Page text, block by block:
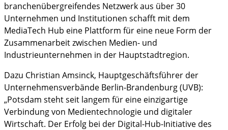
branchenübergreifendes Netzwerk aus über 30
Unternehmen und Institutionen schafft mit dem
MediaTech Hub eine Plattform für eine neue Form der
Zusammenarbeit zwischen Medien- und
Industrieunternehmen in der Hauptstadtregion.
Dazu Christian Amsinck, Hauptgeschäftsführer der
Unternehmensverbände Berlin-Brandenburg (UVB):
„Potsdam steht seit langem für eine einzigartige
Verbindung von Medientechnologie und digitaler
Wirtschaft. Der Erfolg bei der Digital-Hub-Initiative des